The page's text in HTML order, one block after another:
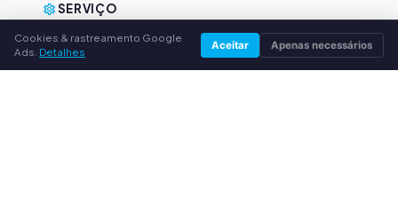
SERVIÇO
Sobre nós
Cookies & rastreamento Google
Ads. Detalhes Aceitar Apenas necessários